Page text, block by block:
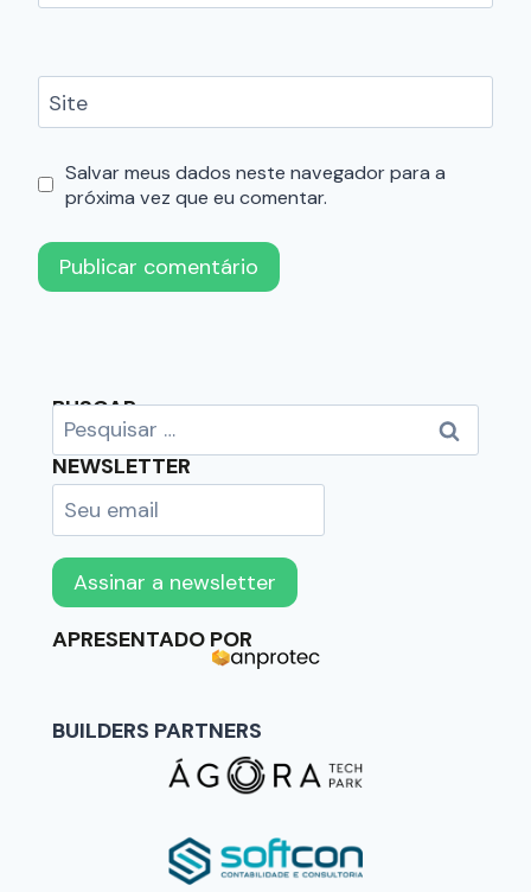
Site
Salvar meus dados neste navegador para a
próxima vez que eu comentar.
BUSCAR
NEWSLETTER
APRESENTADO POR
BUILDERS PARTNERS